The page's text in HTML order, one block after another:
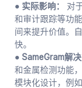
● 实际影响：
对
和审计跟踪等功
间来提升价值。
快。
● SameGram解决
和金属检测功能
模块化设计，例